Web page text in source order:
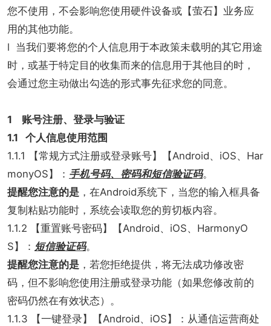
您不使用，不会影响您使用硬件设备或【萤石】业务应
用的其他功能。
l 当我们要将您的个人信息用于本政策未载明的其它用途
时，或基于特定目的收集而来的信息用于其他目的时，
会通过您主动做出勾选的形式事先征求您的同意。
1 账号注册、登录与验证
1.1 个人信息使用范围
1.1.1 【常规方式注册或登录账号】【Android、iOS、Har
monyOS】： 手机号码、密码和短信验证码。
提醒您注意的是 ，在Android系统下，当您的输入框具备
复制粘贴功能时，系统会读取您的剪切板内容。
1.1.2 【重置账号密码】【Android、iOS、HarmonyO
S】： 短信验证码。
提醒您注意的是 ，若您拒绝提供，将无法成功修改密
码，但不影响您使用注册或登录功能（如果您修改前的
密码仍然在有效状态）。
1.1.3 【一键登录】【Android、iOS】：从通信运营商处